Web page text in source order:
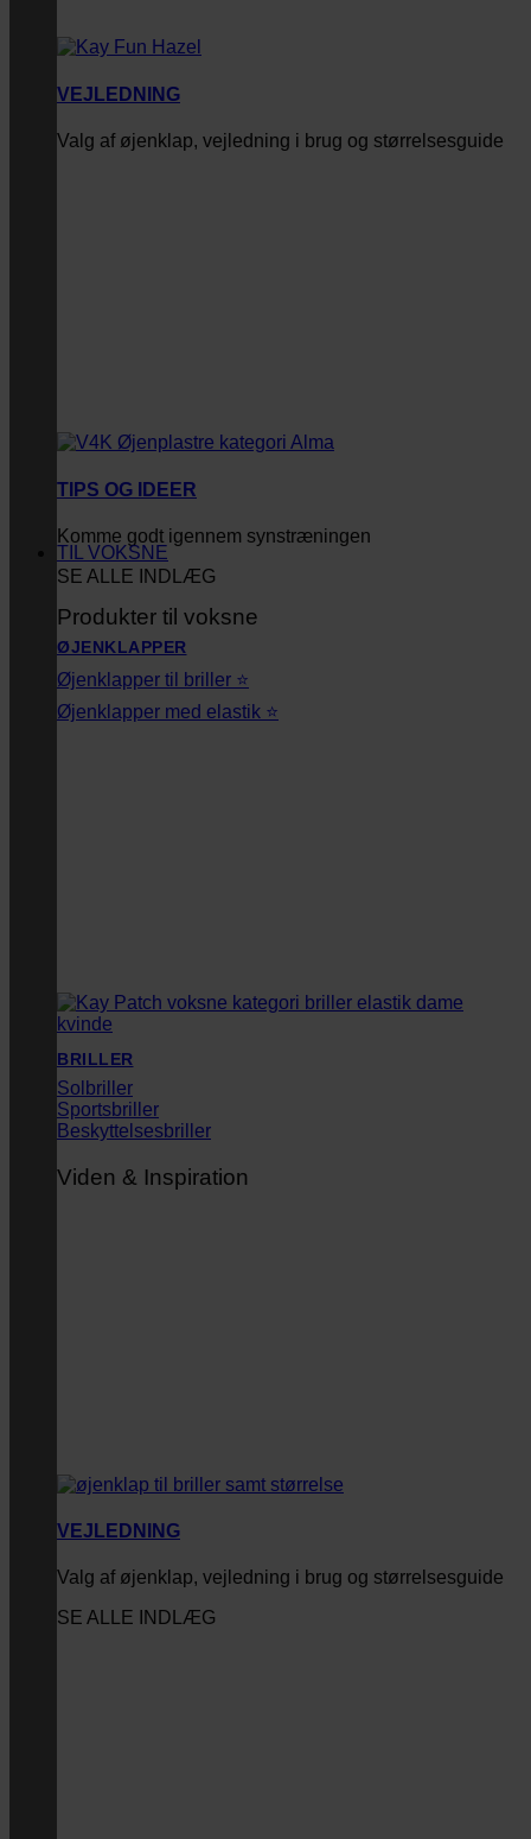
VEJLEDNING
Valg af øjenklap, vejledning i brug og størrelsesguide
TIPS OG IDEER
Komme godt igennem synstræningen
SE ALLE INDLÆG
TIL VOKSNE
Produkter til voksne
ØJENKLAPPER
Øjenklapper til briller ⭐
Øjenklapper med elastik ⭐
BRILLER
Solbriller
Sportsbriller
Beskyttelsesbriller
Viden & Inspiration
VEJLEDNING
Valg af øjenklap, vejledning i brug og størrelsesguide
SE ALLE INDLÆG